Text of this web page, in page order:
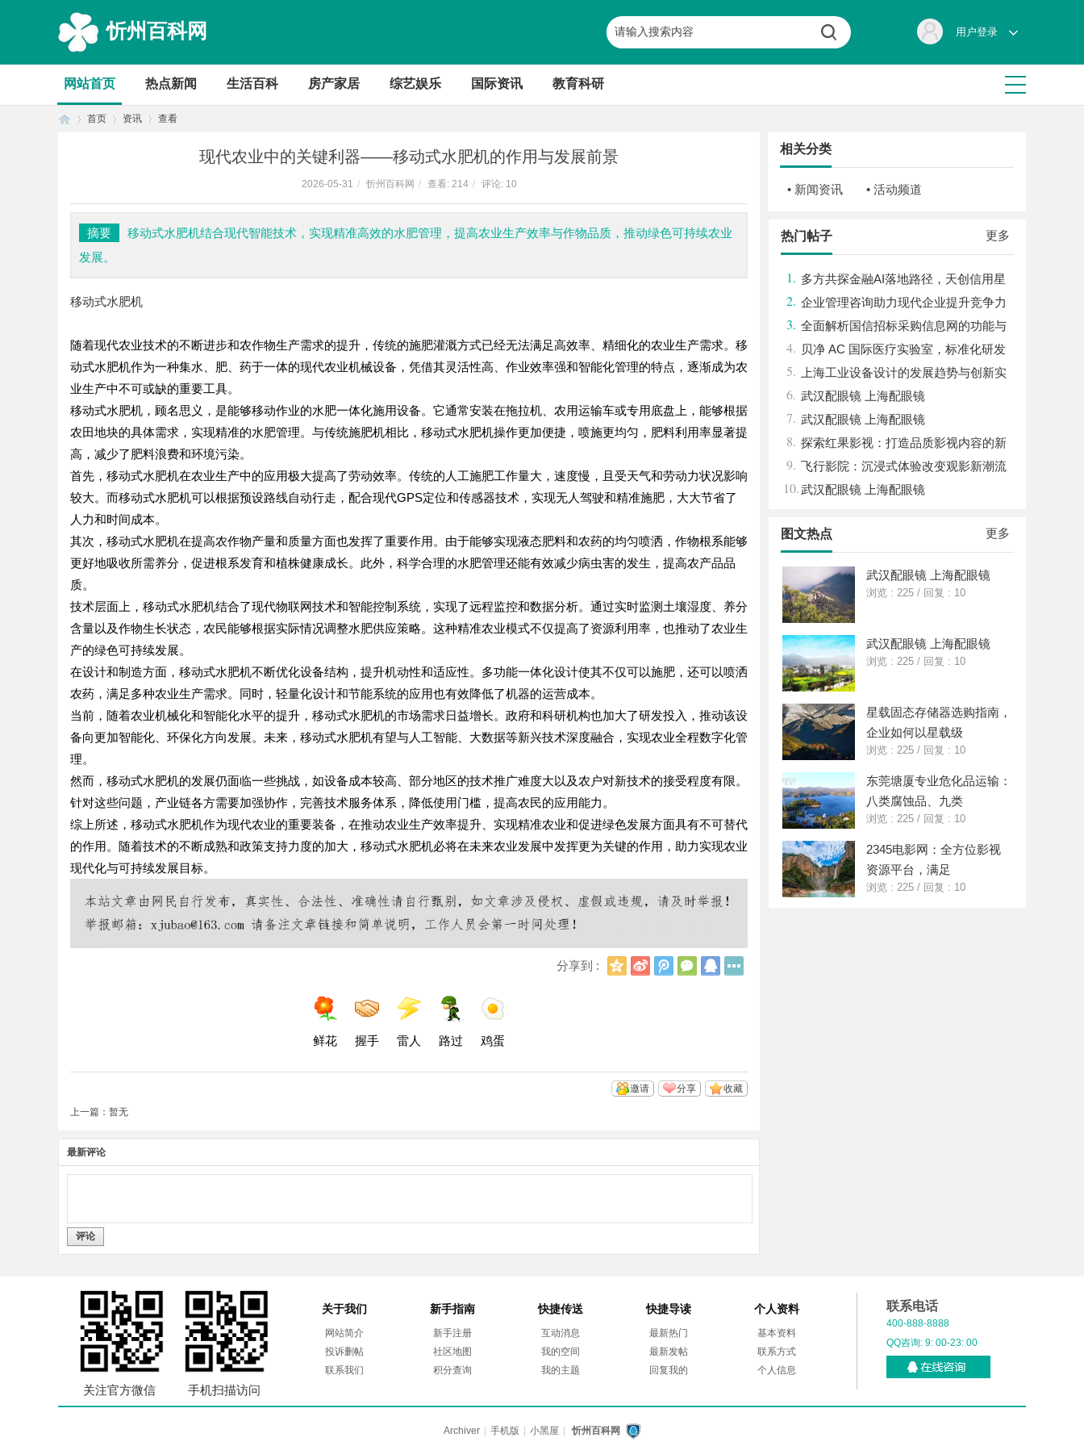
忻州百科网 用户登录
网站首页 热点新闻 生活百科 房产家居 综艺娱乐 国际资讯 教育科研
首页 资讯 查看
现代农业中的关键利器——移动式水肥机的作用与发展前景
2026-05-31 / 忻州百科网 / 查看: 214 / 评论: 10
摘要
移动式水肥机结合现代智能技术，实现精准高效的水肥管理，提高农业生产效率与作物品质，推动绿色可持续农业
发展。
移动式水肥机
随着现代农业技术的不断进步和农作物生产需求的提升，传统的施肥灌溉方式已经无法满足高效率、精细化的农业生产需求。移
动式水肥机作为一种集水、肥、药于一体的现代农业机械设备，凭借其灵活性高、作业效率强和智能化管理的特点，逐渐成为农
业生产中不可或缺的重要工具。
移动式水肥机，顾名思义，是能够移动作业的水肥一体化施用设备。它通常安装在拖拉机、农用运输车或专用底盘上，能够根据
农田地块的具体需求，实现精准的水肥管理。与传统施肥机相比，移动式水肥机操作更加便捷，喷施更均匀，肥料利用率显著提
高，减少了肥料浪费和环境污染。
首先，移动式水肥机在农业生产中的应用极大提高了劳动效率。传统的人工施肥工作量大，速度慢，且受天气和劳动力状况影响
较大。而移动式水肥机可以根据预设路线自动行走，配合现代GPS定位和传感器技术，实现无人驾驶和精准施肥，大大节省了
人力和时间成本。
其次，移动式水肥机在提高农作物产量和质量方面也发挥了重要作用。由于能够实现液态肥料和农药的均匀喷洒，作物根系能够
更好地吸收所需养分，促进根系发育和植株健康成长。此外，科学合理的水肥管理还能有效减少病虫害的发生，提高农产品品
质。
技术层面上，移动式水肥机结合了现代物联网技术和智能控制系统，实现了远程监控和数据分析。通过实时监测土壤湿度、养分
含量以及作物生长状态，农民能够根据实际情况调整水肥供应策略。这种精准农业模式不仅提高了资源利用率，也推动了农业生
产的绿色可持续发展。
在设计和制造方面，移动式水肥机不断优化设备结构，提升机动性和适应性。多功能一体化设计使其不仅可以施肥，还可以喷洒
农药，满足多种农业生产需求。同时，轻量化设计和节能系统的应用也有效降低了机器的运营成本。
当前，随着农业机械化和智能化水平的提升，移动式水肥机的市场需求日益增长。政府和科研机构也加大了研发投入，推动该设
备向更加智能化、环保化方向发展。未来，移动式水肥机有望与人工智能、大数据等新兴技术深度融合，实现农业全程数字化管
理。
然而，移动式水肥机的发展仍面临一些挑战，如设备成本较高、部分地区的技术推广难度大以及农户对新技术的接受程度有限。
针对这些问题，产业链各方需要加强协作，完善技术服务体系，降低使用门槛，提高农民的应用能力。
综上所述，移动式水肥机作为现代农业的重要装备，在推动农业生产效率提升、实现精准农业和促进绿色发展方面具有不可替代
的作用。随着技术的不断成熟和政策支持力度的加大，移动式水肥机必将在未来农业发展中发挥更为关键的作用，助力实现农业
现代化与可持续发展目标。
分享到 :
Q
新
浪
腾
讯
微
信
Q
鲜花 握手 雷人 路过 鸡蛋
收藏
分享
邀请
上一篇：暂无
最新评论
评论
相关分类
• 新闻资讯 • 活动频道
更多
热门帖子
1. 多方共探金融AI落地路径，天创信用星
图AI助力产业金融智能升级
2. 企业管理咨询助力现代企业提升竞争力
的实践与策略
3. 全面解析国信招标采购信息网的功能与
优势
4. 贝净 AC 国际医疗实验室，标准化研发
体系全解析
5.
上海工业设备设计的发展趋势与创新实
践探索
6. 武汉配眼镜 上海配眼镜
7. 武汉配眼镜 上海配眼镜
8. 探索红果影视：打造品质影视内容的新
锐力量
9. 飞行影院：沉浸式体验改变观影新潮流
10.武汉配眼镜 上海配眼镜
更多
图文热点
武汉配眼镜 上海配眼镜
浏览 : 225 / 回复 : 10
武汉配眼镜 上海配眼镜
浏览 : 225 / 回复 : 10
星载固态存储器选购指南，
企业如何以星载级
浏览 : 225 / 回复 : 10
东莞塘厦专业危化品运输：
八类腐蚀品、九类
浏览 : 225 / 回复 : 10
2345电影网：全方位影视
资源平台，满足
浏览 : 225 / 回复 : 10
关注官方微信 手机扫描访问
关于我们
网站简介
投诉删帖
联系我们
新手指南
新手注册
社区地图
积分查询
快捷传送
互动消息
我的空间
我的主题
快捷导读
最新热门
最新发帖
回复我的
个人资料
基本资料
联系方式
个人信息
联系电话
400-888-8888
QQ咨询: 9: 00-23: 00
Archiver 手机版 小黑屋 忻州百科网